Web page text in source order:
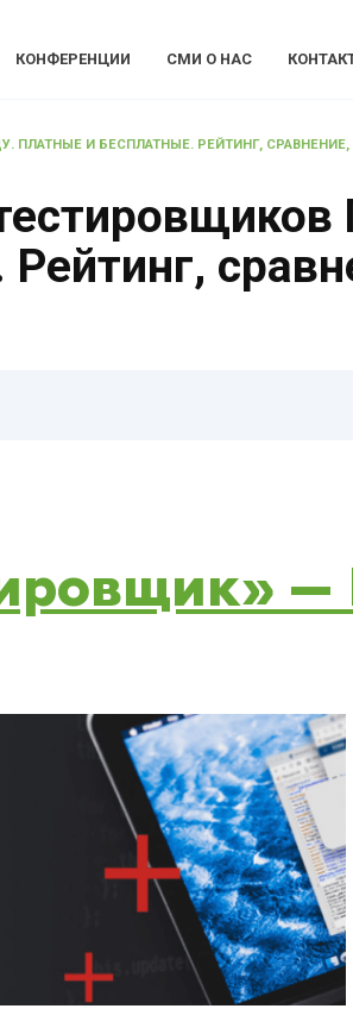
КОНФЕРЕНЦИИ СМИ О НАС
ПЛАТНЫЕ И БЕСПЛАТНЫЕ. РЕЙТИНГ,
—